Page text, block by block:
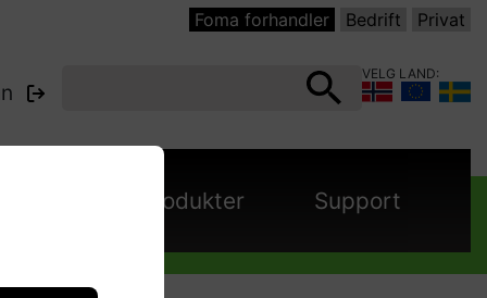
Foma forhandler Bedrift Privat
VELG LAND:
Produkter Support